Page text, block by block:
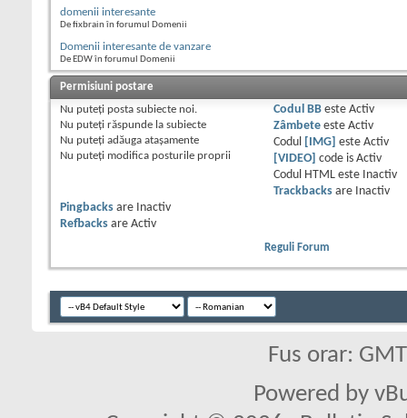
domenii interesante
De fixbrain în forumul Domenii
Domenii interesante de vanzare
De EDW în forumul Domenii
Permisiuni postare
Nu puteţi posta subiecte noi.
Nu puteţi răspunde la subiecte
Nu puteţi adăuga ataşamente
Nu puteţi modifica posturile proprii
Codul BBeste Activ
Zâmbeteeste Activ
Codul
[IMG] este Activ
[VIDEO] code is Activ
Codul HTML este
Inactiv
Trackbacksare
Inactiv
Pingbacks are
Inactiv
Refbacks are Activ
Reguli Forum
Fus orar:
Powered by